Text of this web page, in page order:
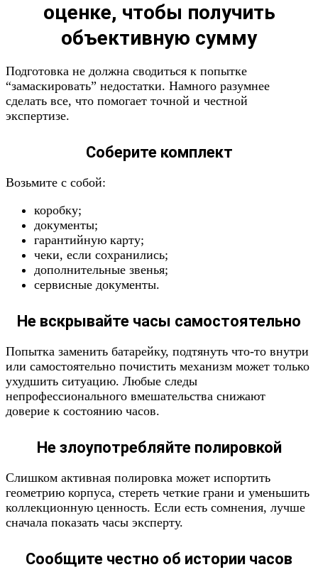
оценке, чтобы получить
объективную сумму
Подготовка не должна сводиться к попытке
“замаскировать” недостатки. Намного разумнее
сделать все, что помогает точной и честной
экспертизе.
Соберите комплект
Возьмите с собой:
коробку;
документы;
гарантийную карту;
чеки, если сохранились;
дополнительные звенья;
сервисные документы.
Не вскрывайте часы самостоятельно
Попытка заменить батарейку, подтянуть что-то внутри
или самостоятельно почистить механизм может только
ухудшить ситуацию. Любые следы
непрофессионального вмешательства снижают
доверие к состоянию часов.
Не злоупотребляйте полировкой
Слишком активная полировка может испортить
геометрию корпуса, стереть четкие грани и уменьшить
коллекционную ценность. Если есть сомнения, лучше
сначала показать часы эксперту.
Сообщите честно об истории часов